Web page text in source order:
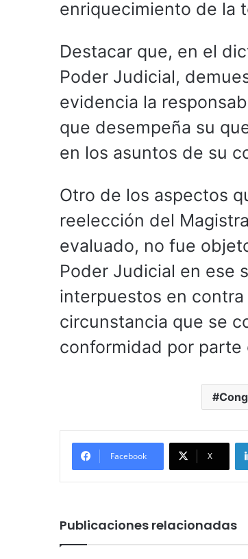
enriquecimiento de la
Destacar que, en el
Poder Judicial,
evidencia la
que desempeña su
en los asuntos de su
Otro de los aspectos
reelección del
evaluado, no fue
Poder Judicial en ese
interpuestos en
circunstancia que se
conformidad por parte
Facebook X
Publicaciones relacionadas